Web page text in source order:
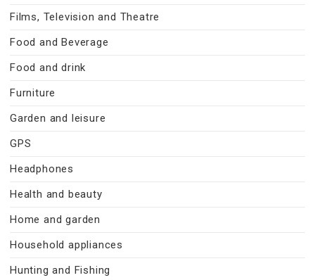
Films, Television and Theatre
Food and Beverage
Food and drink
Furniture
Garden and leisure
GPS
Headphones
Health and beauty
Home and garden
Household appliances
Hunting and Fishing